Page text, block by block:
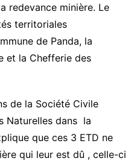
redevance minière. Le
territoriales
de Panda, la
et la Chefferie des
de la Société Civile
Naturelles dans la
que ces 3 ETD ne
qui leur est dû , celle-ci